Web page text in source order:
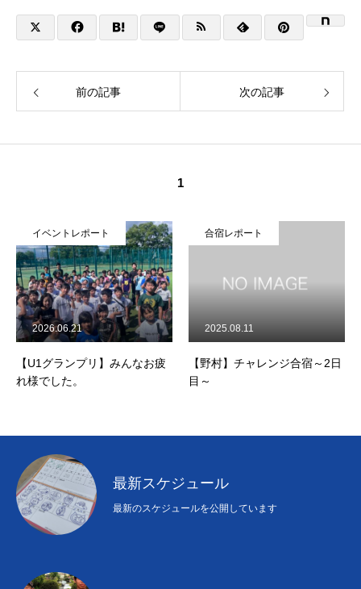
前の記事 次の記事
1
イベントレポート
【U1グランプリ】みんなお疲
れ様でした。
2026.06.21
合宿レポート
【野村】チャレンジ合宿～2日
目～
2025.08.11
最新スケジュール
最新のスケジュールを公開しています